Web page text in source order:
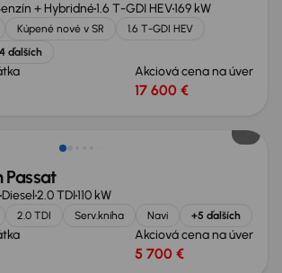
+ Hybridné1.6 T-GDI HEV169 kW
Kúpené nové v SR
1.6 T-GDI HEV
ďalších
Akciová cena na úver
17 600 €
Passat
Diesel2.0 TDI110 kW
2.0 TDI Serv.kniha Navi +5 ďalších
Akciová cena na úver
5 700 €